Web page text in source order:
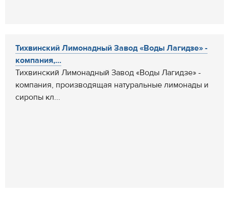
Тихвинский Лимонадный Завод «Воды Лагидзе» -
компания,...
Тихвинский Лимонадный Завод «Воды Лагидзе» -
компания, производящая натуральные лимонады и
сиропы кл...